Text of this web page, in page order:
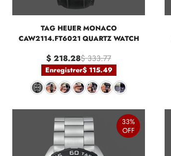
TAG HEUER MONACO
CAW2114.FT6021 QUARTZ WATCH
$ 218.28$ 333.77
Enregistrer$ 115.49
33%
OFF